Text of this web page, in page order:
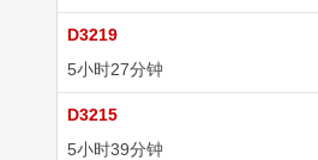
D3219
5小时27分钟
D3215
5小时39分钟